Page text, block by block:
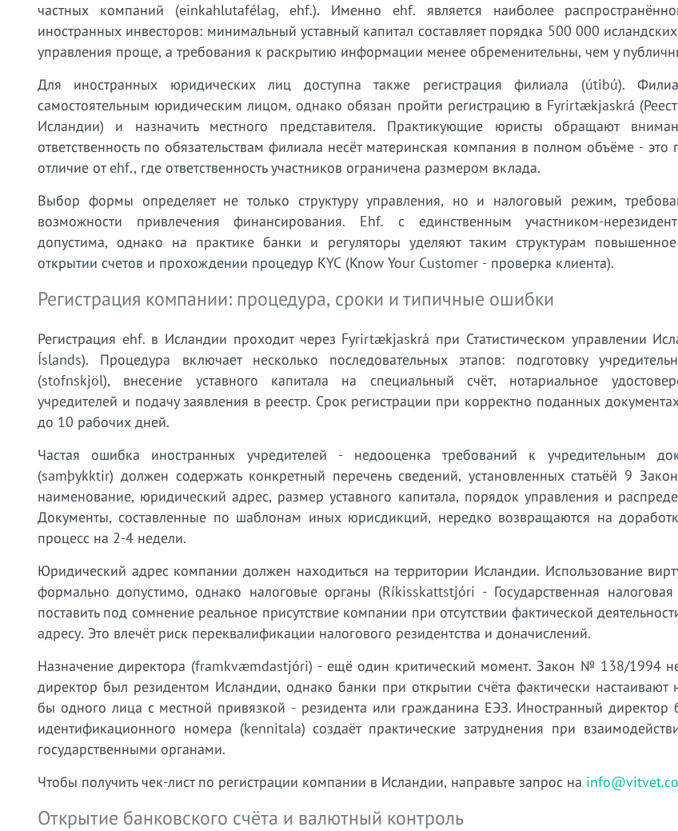
частных компаний (einkahlutafélag, ehf.). Именно ehf. является наиболее
иностранных инвесторов: минимальный уставный капитал составляет порядка 500 000 исландских
управления проще, а требования к раскрытию информации менее обременительны, чем у
Для иностранных юридических лиц доступна также регистрация филиала (útibú).
самостоятельным юридическим лицом, однако обязан пройти регистрацию в Fyrirtækjaskrá
Исландии) и назначить местного представителя. Практикующие юристы обращают
ответственность по обязательствам филиала несёт материнская компания в полном объёме - это
отличие от ehf., где ответственность участников ограничена размером вклада.
Выбор формы определяет не только структуру управления, но и налоговый режим,
возможности привлечения финансирования. Ehf. с единственным участником-
допустима, однако на практике банки и регуляторы уделяют таким структурам
открытии счетов и прохождении процедур KYC (Know Your Customer - проверка клиента).
Регистрация компании: процедура, сроки и типичные ошибки
Регистрация ehf. в Исландии проходит через Fyrirtækjaskrá при Статистическом управлении
Íslands). Процедура включает несколько последовательных этапов: подготовку
(stofnskjöl), внесение уставного капитала на специальный счёт, нотариальное
учредителей и подачу заявления в реестр. Срок регистрации при корректно поданных документах
до 10 рабочих дней.
Частая ошибка иностранных учредителей - недооценка требований к учредительным
(samþykktir) должен содержать конкретный перечень сведений, установленных статьёй 9
наименование, юридический адрес, размер уставного капитала, порядок управления и
Документы, составленные по шаблонам иных юрисдикций, нередко возвращаются на
процесс на 2-4 недели.
Юридический адрес компании должен находиться на территории Исландии. Использование
формально допустимо, однако налоговые органы (Ríkisskattstjóri - Государственная
поставить под сомнение реальное присутствие компании при отсутствии фактической
адресу. Это влечёт риск переквалификации налогового резидентства и доначислений.
Назначение директора (framkvæmdastjóri) - ещё один критический момент. Закон № 138/1994
директор был резидентом Исландии, однако банки при открытии счёта фактически настаивают
бы одного лица с местной привязкой - резидента или гражданина ЕЭЗ. Иностранный директор
идентификационного номера (kennitala) создаёт практические затруднения при
государственными органами.
Чтобы получить чек-лист по регистрации компании в Исландии, направьте запрос на
Открытие банковского счёта и валютный контроль